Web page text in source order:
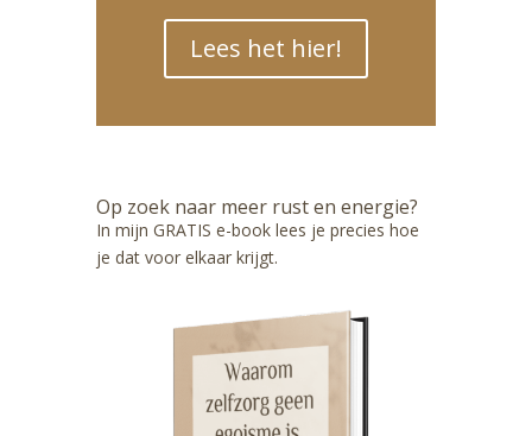
Lees het hier!
Op zoek naar meer rust en energie?
In mijn GRATIS e-book lees je precies hoe
je dat voor elkaar krijgt.